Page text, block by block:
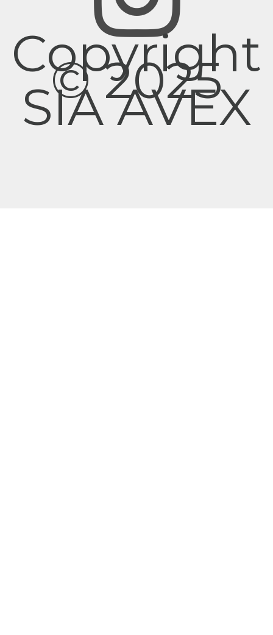
Copyright
© 2025
SIA AVEX